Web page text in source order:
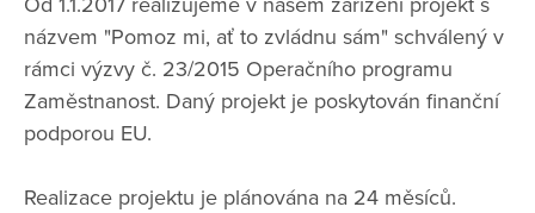
názvem "Pomoz mi, ať to zvládnu sám" schválený v
rámci výzvy č. 23/2015 Operačního programu
Zaměstnanost. Daný projekt je poskytován finanční
podporou EU.
Realizace projektu je plánována na 24 měsíců.